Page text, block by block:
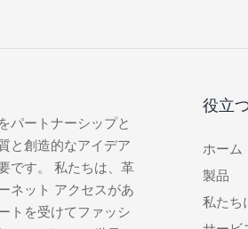
パートナーシップと
と創造的なアイデア
です。 私たちは、革
ネット アクセスがあ
トを受けてファッシ
役立
ホーム
製品
私たち